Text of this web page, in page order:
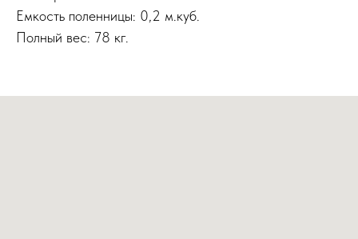
Емкость поленницы: 0,2 м.куб.
Полный вес: 78 кг.